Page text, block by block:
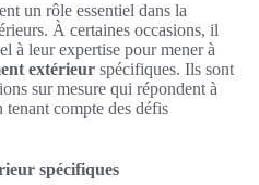
un rôle essentiel dans la
À certaines occasions, il
à leur expertise pour mener à
extérieur spécifiques. Ils sont
sur mesure qui répondent à
tenant compte des défis
spécifiques